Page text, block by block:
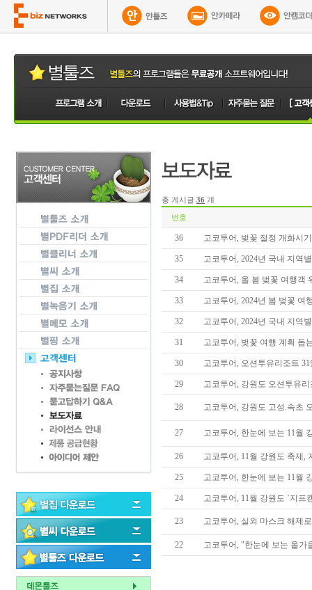
총 게시글 36 개
번호
36 고코투어, 벚꽃 절정 개화시
35 고코투어, 2024년 국내 지역
34 고코투어, 올 봄 벚꽃 여행객
33 고코투어, 2024년 봄 벚꽃 여
32 고코투어, 2024년 국내 지역
31 고코투어, 벚꽃 여행 계획 돕
30 고코투어, 오션투유리조트
29 고코투어, 강원도 오션투유
28 고코투어, 강원도 고성.속초
27 고코투어, 한눈에 보는 11월
26 고코투어, 11월 강원도 축제,
25 고코투어, 한눈에 보는 11월
24 고코투어, 11월 강원도 `지프
23 고코투어, 실외 마스크 해제
22 고코투어, "한눈에 보는 올가